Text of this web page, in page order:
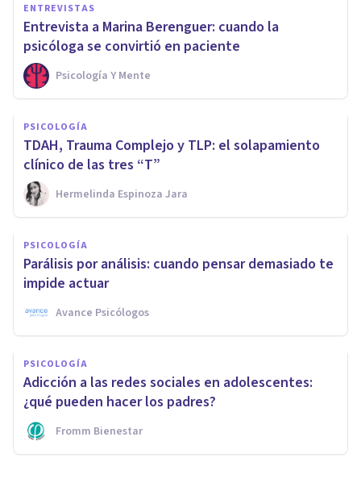
ENTREVISTAS
Entrevista a Marina Berenguer: cuando la
psicóloga se convirtió en paciente
Psicología Y Mente
PSICOLOGÍA
TDAH, Trauma Complejo y TLP: el solapamiento
clínico de las tres “T”
Hermelinda Espinoza Jara
PSICOLOGÍA
Parálisis por análisis: cuando pensar demasiado te
impide actuar
Avance Psicólogos
PSICOLOGÍA
Adicción a las redes sociales en adolescentes:
¿qué pueden hacer los padres?
Fromm Bienestar